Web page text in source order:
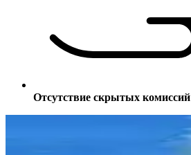
Отсутствие скрытых комиссий